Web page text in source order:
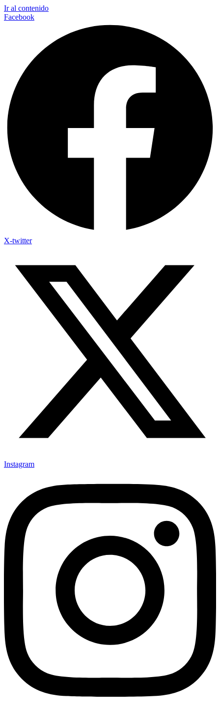
Ir al contenido
Facebook
X-twitter
Instagram